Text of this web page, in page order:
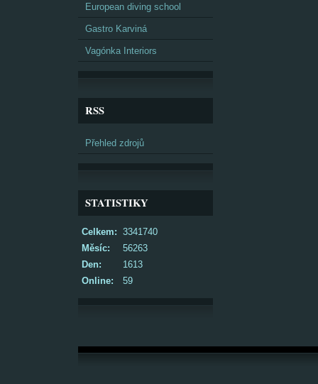
European diving school
Gastro Karviná
Vagónka Interiors
RSS
Přehled zdrojů
STATISTIKY
Online: 59
Celkem: 3341740
Měsíc:
56263
Den:
1613